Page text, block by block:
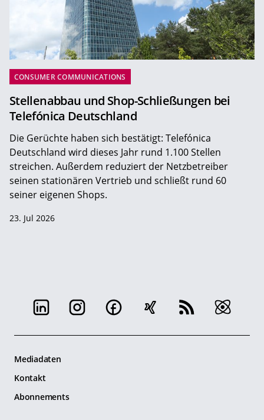
CONSUMER COMMUNICATIONS
Stellenabbau und Shop-Schließungen bei
Telefónica Deutschland
Die Gerüchte haben sich bestätigt: Telefónica
Deutschland wird dieses Jahr rund 1.100 Stellen
streichen. Außerdem reduziert der Netzbetreiber
seinen stationären Vertrieb und schließt rund 60
seiner eigenen Shops.
23. Jul 2026
Mediadaten
Kontakt
Abonnements